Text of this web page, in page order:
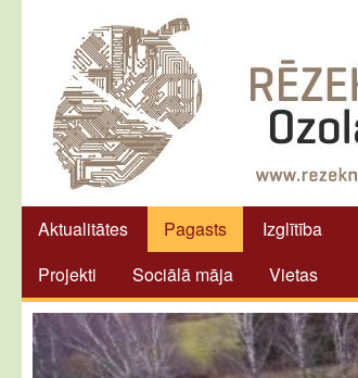
Aktualitātes Pagasts Izglītība
Projekti
Sociālā māja Vietas